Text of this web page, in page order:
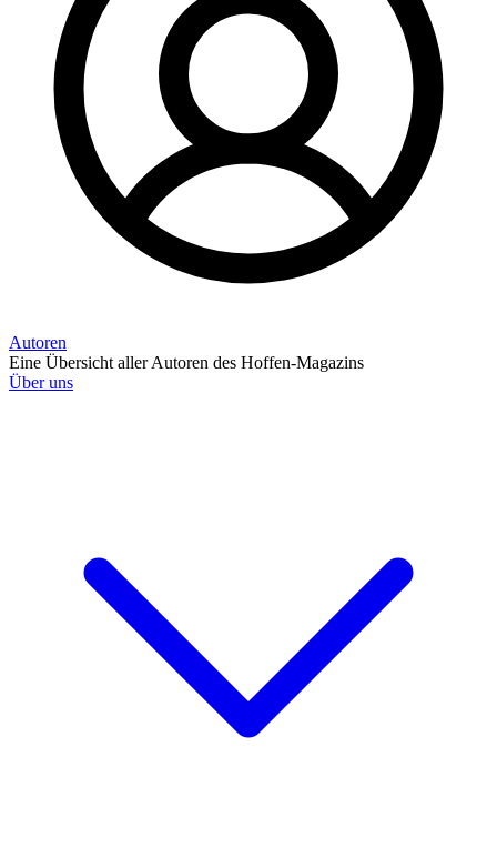
Autoren
Eine Übersicht aller Autoren des Hoffen-Magazins
Über uns